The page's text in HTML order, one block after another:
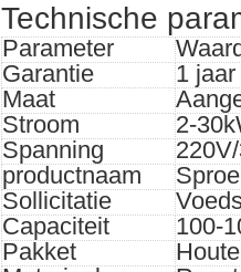
Technische
Parameter
Garantie
1 jaar
Maat
Stroom
2-
Spanning
productnaam
Sollicitatie
Capaciteit
100-
Pakket